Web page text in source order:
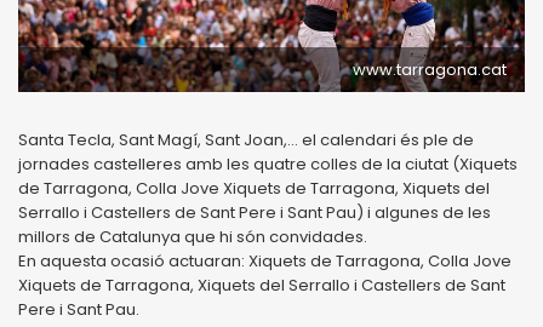
www.tarragona.cat
Santa Tecla, Sant Magí, Sant Joan,... el calendari és ple de
jornades castelleres amb les quatre colles de la ciutat (Xiquets
de Tarragona, Colla Jove Xiquets de Tarragona, Xiquets del
Serrallo i Castellers de Sant Pere i Sant Pau) i algunes de les
millors de Catalunya que hi són convidades.
En aquesta ocasió actuaran: Xiquets de Tarragona, Colla Jove
Xiquets de Tarragona, Xiquets del Serrallo i Castellers de Sant
Pere i Sant Pau.